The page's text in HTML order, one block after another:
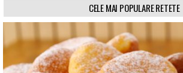
CELE MAI POPULARE RETETE